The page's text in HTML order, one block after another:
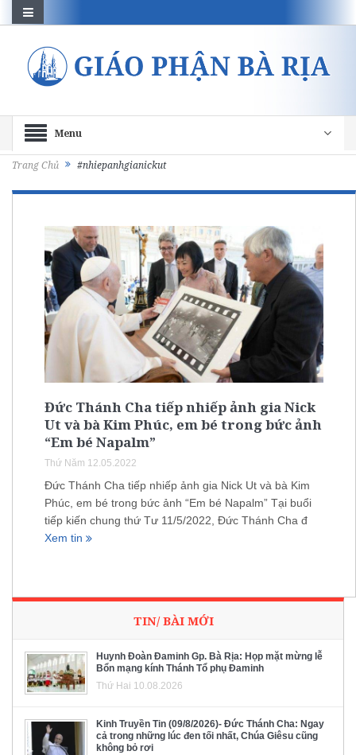
Menu
Trang Chủ #nhiepanhgianickut
Đức Thánh Cha tiếp nhiếp ảnh gia Nick
Ut và bà Kim Phúc, em bé trong bức ảnh
“Em bé Napalm”
Thứ Năm 12.05.2022
Đức Thánh Cha tiếp nhiếp ảnh gia Nick Ut và bà Kim
Phúc, em bé trong bức ảnh “Em bé Napalm” Tại buổi
tiếp kiến chung thứ Tư 11/5/2022, Đức Thánh Cha đ
Xem tin
TIN/ BÀI MỚI
Huynh Đoàn Đaminh Gp. Bà Rịa: Họp mặt mừng lễ
Bổn mạng kính Thánh Tổ phụ Đaminh
Thứ Hai 10.08.2026
Kinh Truyền Tin (09/8/2026)- Đức Thánh Cha: Ngay
cả trong những lúc đen tối nhất, Chúa Giêsu cũng
không bỏ rơi